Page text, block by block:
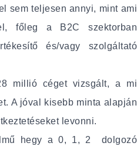
sem teljesen annyi, mint ami
főleg a B2C szektorban
és/vagy szolgáltató
millió céget vizsgált, a mi
A jóval kisebb minta alapján
levonni.
hegy a 0, 1, 2 dolgozó